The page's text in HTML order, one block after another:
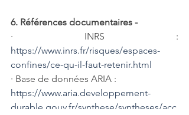
6. Références documentaires -
https://www.inrs.fr/risques/espaces-
confines/ce-qu-il-faut-retenir.html
· Base de données ARIA :
https://www.aria.developpement-
durable.gouv.fr/synthese/syntheses/acc